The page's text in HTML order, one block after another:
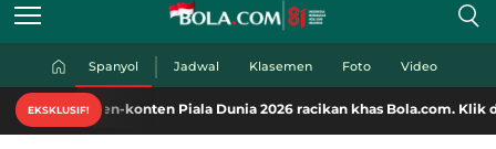
Spanyol Jadwal Klasemen Foto Video
EKSKLUSIF!
konten Piala Dunia 2026 racikan khas Bola.com. Klik di sini!